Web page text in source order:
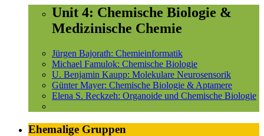
Unit 4: Chemische Biologie &
Medizinische Chemie
Jürgen Bajorath: Chemieinformatik
Michael Famulok: Chemische Biologie
U. Benjamin Kaupp: Molekulare Neurosensorik
Günter Mayer: Chemische Biologie & Aptamere
Elena S. Reckzeh: Organoide und Chemische Biologie
Ehemalige Gruppen